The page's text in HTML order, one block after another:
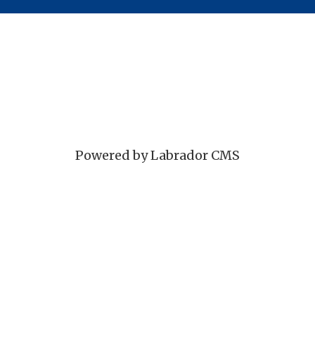
Powered by Labrador CMS